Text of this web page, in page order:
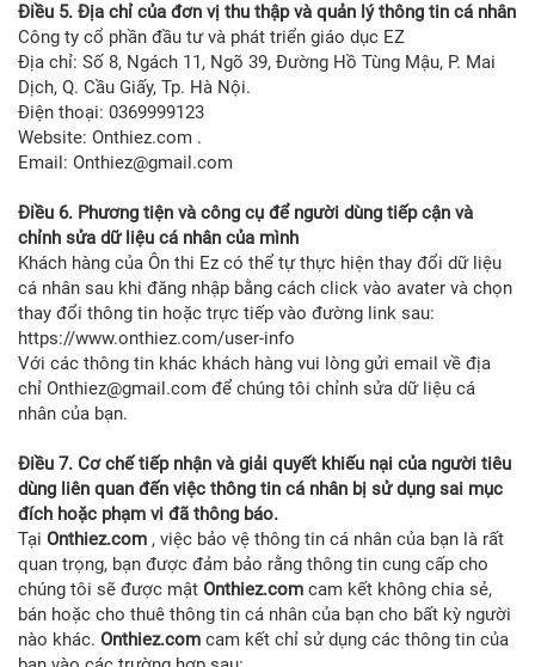
Điều 5. Địa chỉ của đơn vị thu thập và quản lý thông tin cá nhân
Công ty cổ phần đầu tư và phát triển giáo dục EZ
Địa chỉ: Số 8, Ngách 11, Ngõ 39, Đường Hồ Tùng Mậu, P. Mai
Dịch, Q. Cầu Giấy, Tp. Hà Nội.
Điện thoại: 0369999123
Website: Onthiez.com .
Email: Onthiez@gmail.com
Điều 6. Phương tiện và công cụ để người dùng tiếp cận và
chỉnh sửa dữ liệu cá nhân của mình
Khách hàng của Ôn thi Ez có thể tự thực hiện thay đổi dữ liệu
cá nhân sau khi đăng nhập bằng cách click vào avater và chọn
thay đổi thông tin hoặc trực tiếp vào đường link sau:
https://www.onthiez.com/user-info
Với các thông tin khác khách hàng vui lòng gửi email về địa
chỉ Onthiez@gmail.com để chúng tôi chỉnh sửa dữ liệu cá
nhân của bạn.
Điều 7. Cơ chế tiếp nhận và giải quyết khiếu nại của người tiêu
dùng liên quan đến việc thông tin cá nhân bị sử dụng sai mục
đích hoặc phạm vi đã thông báo.
Tại Onthiez.com , việc bảo vệ thông tin cá nhân của bạn là rất
quan trọng, bạn được đảm bảo rằng thông tin cung cấp cho
chúng tôi sẽ được mật Onthiez.com cam kết không chia sẻ,
bán hoặc cho thuê thông tin cá nhân của bạn cho bất kỳ người
nào khác. Onthiez.com cam kết chỉ sử dụng các thông tin của